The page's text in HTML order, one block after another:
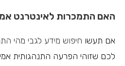
האם התמכרות לאינטרנט
אם תעשו חיפוש מידע לגבי מהי
לכם שזוהי הפרעה התנהגותית